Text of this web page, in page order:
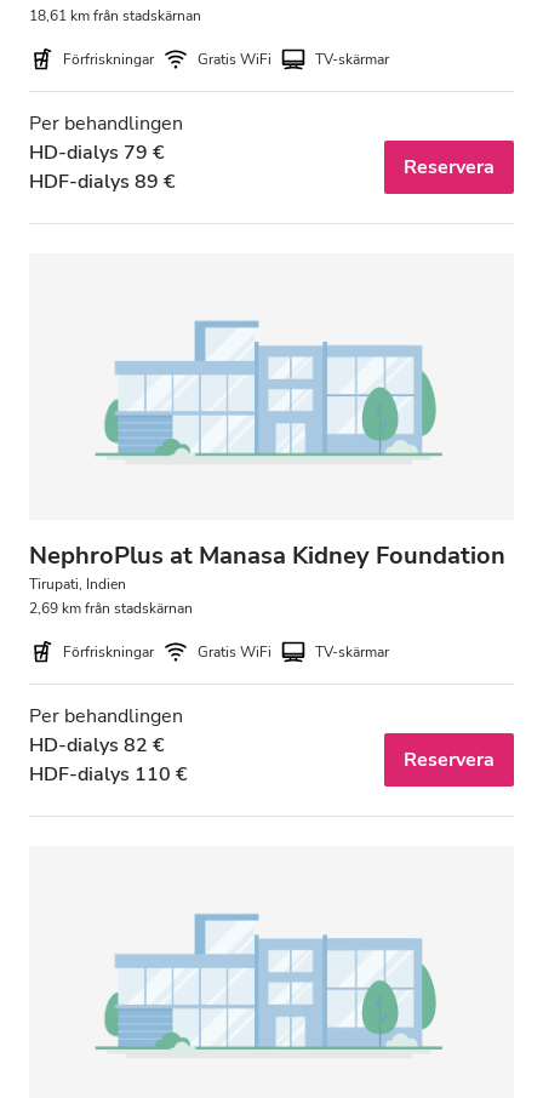
18,61 km från stadskärnan
Förfriskningar Gratis WiFi TV-skärmar
Per behandlingen
HD-dialys 79 €
HDF-dialys 89 €
Reservera
NephroPlus at Manasa Kidney Foundation
Tirupati, Indien
2,69 km från stadskärnan
Förfriskningar Gratis WiFi TV-skärmar
Per behandlingen
HD-dialys 82 €
HDF-dialys 110 €
Reservera